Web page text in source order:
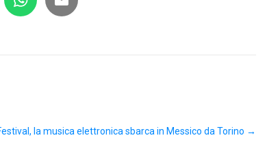
la musica elettronica sbarca in Messico da Torino →